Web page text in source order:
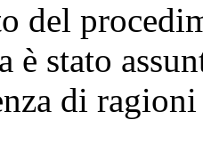
del
è stato
di